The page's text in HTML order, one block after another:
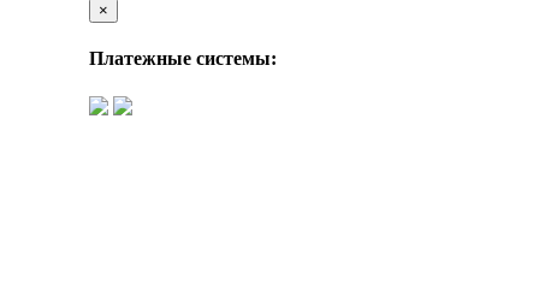
×
Платежные системы: